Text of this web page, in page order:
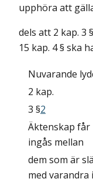
upphöra att
dels att 2 kap. 3
15 kap. 4 § ska
Nuvarande
2 kap.
3 §2
Äktenskap får
ingås mellan
dem som är
med varandra i